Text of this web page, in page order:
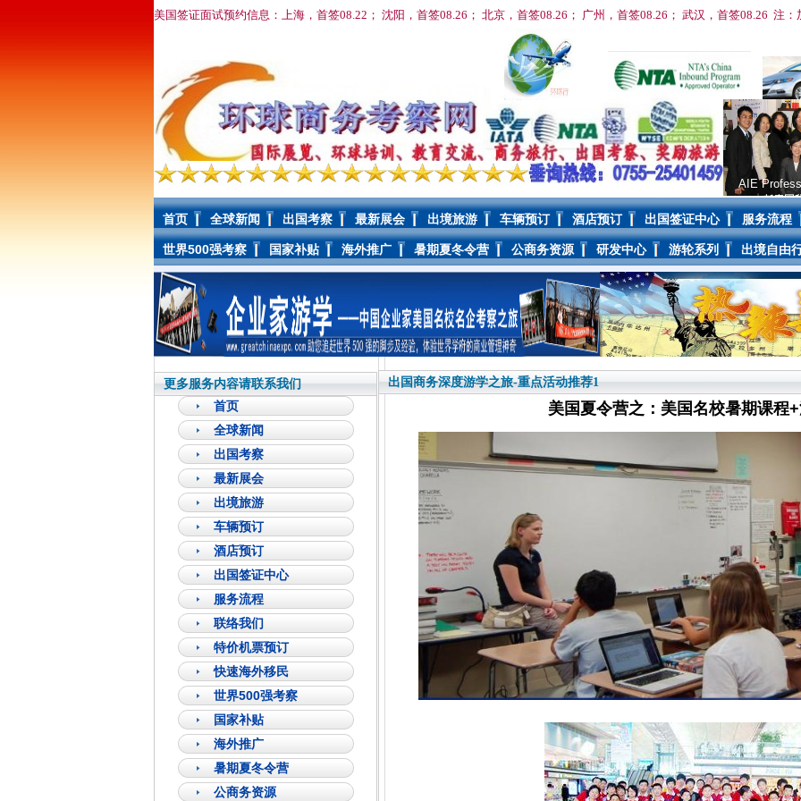
美国签证面试预约信息：上海，首签08.22； 沈阳，首签08.26； 北京，首签08.26； 广州，首签08.26； 武汉，首签08.26 注：
AIE
首页 全球新闻 出国考察 最新展会 出境旅游 车辆预订 酒店预订 出国签证中心 服务流程
世界500强考察 国家补贴 海外推广 暑期夏冬令营 公商务资源 研发中心 游轮系列 出境自由
更多服务内容请联系我们
首页
全球新闻
出国考察
最新展会
出境旅游
车辆预订
酒店预订
出国签证中心
服务流程
联络我们
特价机票预订
快速海外移民
世界500强考察
国家补贴
海外推广
暑期夏冬令营
公商务资源
出国商务深度游学之旅-重点活动推荐1
美国夏令营之：美国名校暑期课程